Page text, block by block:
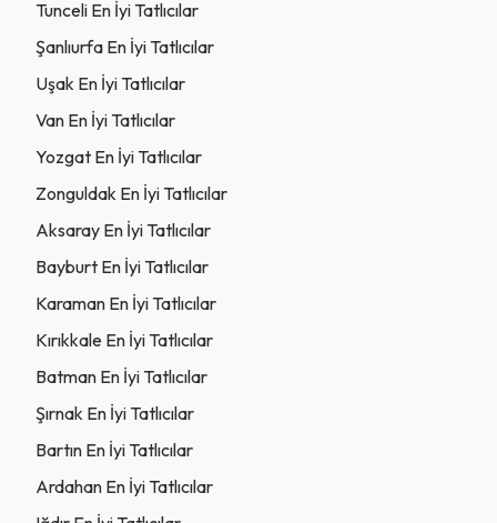
Tunceli En İyi Tatlıcılar
Şanlıurfa En İyi Tatlıcılar
Uşak En İyi Tatlıcılar
Van En İyi Tatlıcılar
Yozgat En İyi Tatlıcılar
Zonguldak En İyi Tatlıcılar
Aksaray En İyi Tatlıcılar
Bayburt En İyi Tatlıcılar
Karaman En İyi Tatlıcılar
Kırıkkale En İyi Tatlıcılar
Batman En İyi Tatlıcılar
Şırnak En İyi Tatlıcılar
Bartın En İyi Tatlıcılar
Ardahan En İyi Tatlıcılar